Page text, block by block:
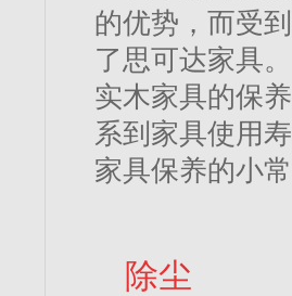
的优势，而受
了思可达家具
实木家具的保
系到家具使用
家具保养的小
除尘